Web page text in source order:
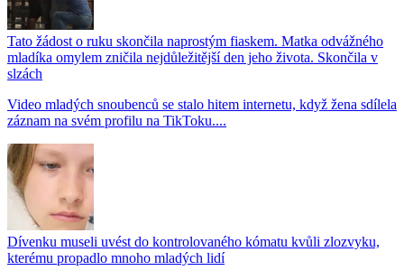
Tato žádost o ruku skončila naprostým fiaskem. Matka odvážného
mladíka omylem zničila nejdůležitější den jeho života. Skončila v
slzách
Video mladých snoubenců se stalo hitem internetu, když žena sdílela
záznam na svém profilu na TikToku....
Dívenku museli uvést do kontrolovaného kómatu kvůli zlozvyku,
kterému propadlo mnoho mladých lidí